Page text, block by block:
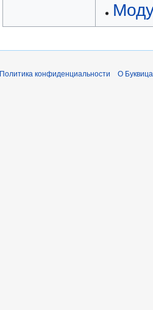
Политика конфиденциальности О Буквица